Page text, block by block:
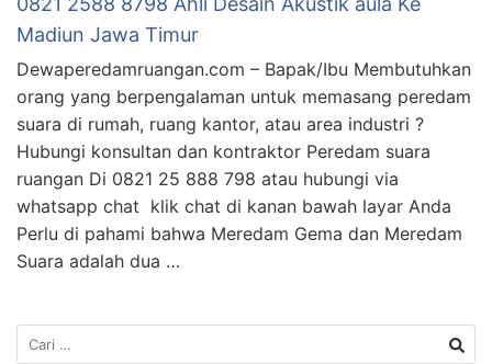
Madiun Jawa Timur
Dewaperedamruangan.com – Bapak/Ibu Membutuhkan
orang yang berpengalaman untuk memasang peredam
suara di rumah, ruang kantor, atau area industri ?
Hubungi konsultan dan kontraktor Peredam suara
ruangan Di 0821 25 888 798 atau hubungi via
whatsapp chat klik chat di kanan bawah layar Anda
Perlu di pahami bahwa Meredam Gema dan Meredam
Suara adalah dua …